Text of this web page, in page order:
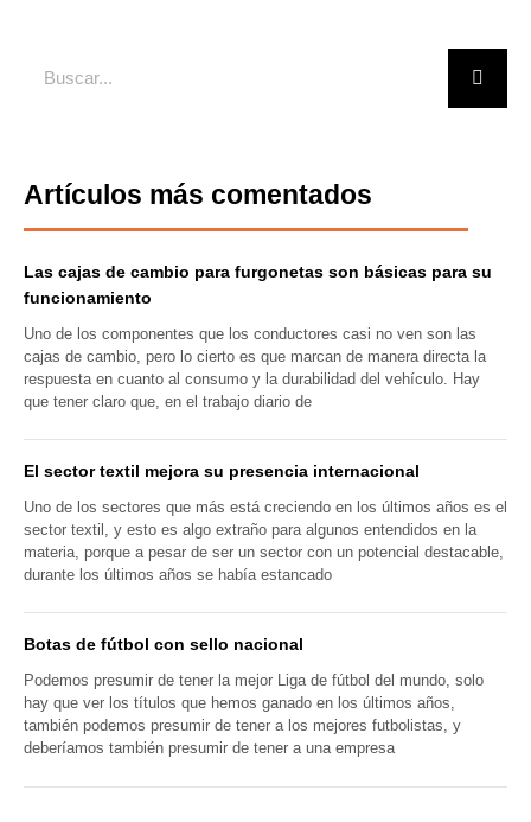
Artículos más comentados
Las cajas de cambio para furgonetas son básicas para su
funcionamiento
Uno de los componentes que los conductores casi no ven son las
cajas de cambio, pero lo cierto es que marcan de manera directa la
respuesta en cuanto al consumo y la durabilidad del vehículo. Hay
que tener claro que, en el trabajo diario de
El sector textil mejora su presencia internacional
Uno de los sectores que más está creciendo en los últimos años es el
sector textil, y esto es algo extraño para algunos entendidos en la
materia, porque a pesar de ser un sector con un potencial destacable,
durante los últimos años se había estancado
Botas de fútbol con sello nacional
Podemos presumir de tener la mejor Liga de fútbol del mundo, solo
hay que ver los títulos que hemos ganado en los últimos años,
también podemos presumir de tener a los mejores futbolistas, y
deberíamos también presumir de tener a una empresa